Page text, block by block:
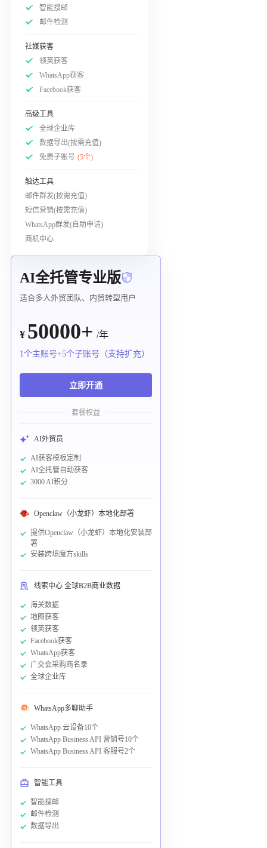
智能搜邮
邮件检测
社媒获客
领英获客
WhatsApp获客
Facebook获客
高级工具
全球企业库
数据导出(按需充值)
免费子账号 (5个)
触达工具
邮件群发(按需充值)
短信营销(按需充值)
WhatsApp群发(自助申请)
商机中心
AI全托管专业版
适合多人外贸团队、内贸转型用户
¥ 50000+ /年
1个主账号+5个子账号（支持扩充）
立即开通
套餐权益
AI外贸员
AI获客模板定制
AI全托管自动获客
3000 AI积分
Openclaw（小龙虾）本地化部署
提供Openclaw（小龙虾）本地化安装部
署
安装跨境魔方skills
线索中心 全球B2B商业数据
海关数据
地图获客
领英获客
Facebook获客
WhatsApp获客
广交会采购商名录
全球企业库
WhatsApp多聊助手
WhatsApp 云设备10个
WhatsApp Business API 营销号10个
WhatsApp Business API 客服号2个
智能工具
智能搜邮
邮件检测
数据导出